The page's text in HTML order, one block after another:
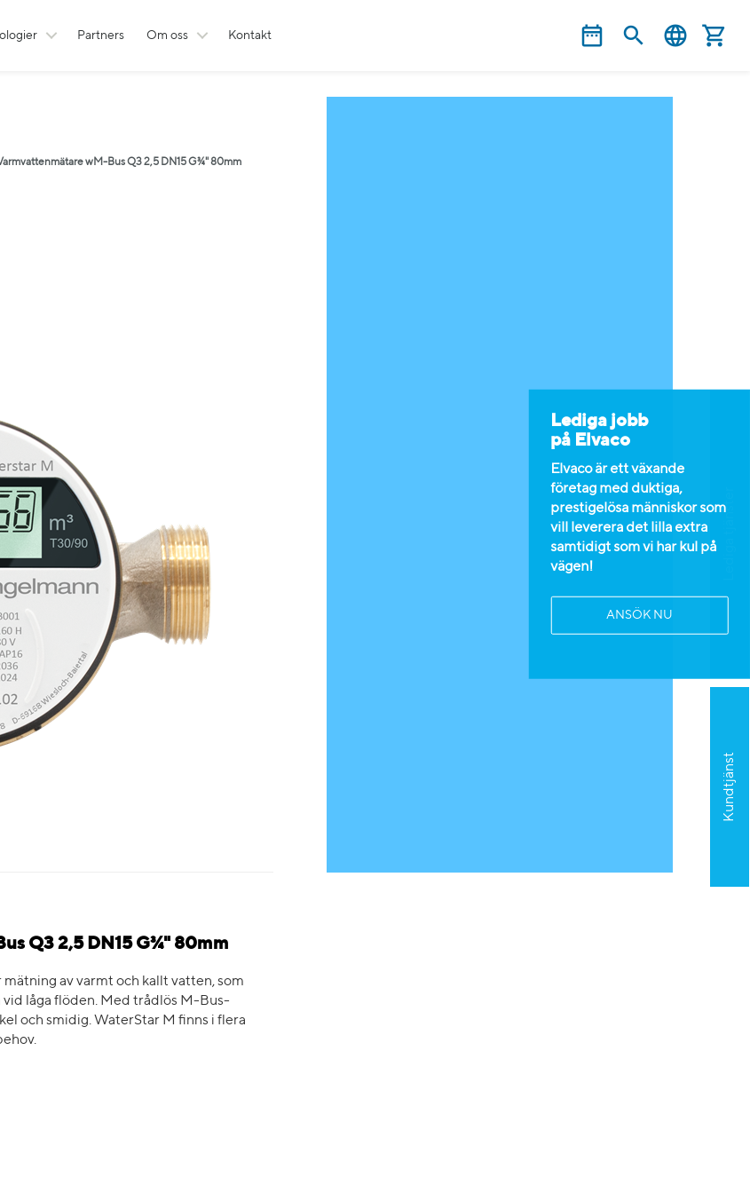
Partners Om oss Kontakt
Kundtjänst
Lediga tjänster
Lediga jobb
på Elvaco
Elvaco är ett växande
företag med duktiga,
prestigelösa människor som
vill leverera det lilla extra
samtidigt som vi har kul på
vägen!
ANSÖK NU
wM-Bus Q3 2,5 DN15 G¾" 80mm
Q3 2,5 DN15 G¾" 80mm
av varmt och kallt vatten, som
låga flöden. Med trådlös M-Bus-
och smidig. WaterStar M finns i flera